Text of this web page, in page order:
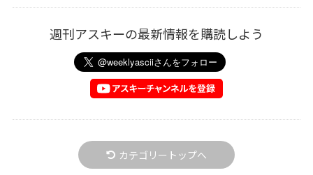
週刊アスキーの最新情報を購読しよう
カテゴリートップへ